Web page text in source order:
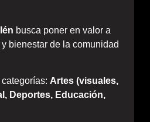
busca poner en valor a
bienestar de la comunidad
Artes (visuales,
Deportes, Educación,